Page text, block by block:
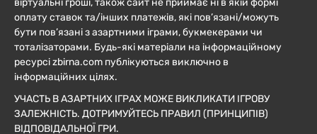
віртуальні гроші, також сайт не приймає ні в якій формі
оплату ставок та/інших платежів, які пов’язані/можуть
бути пов’язані з азартними іграми, букмекерами чи
тоталізаторами. Будь-які матеріали на інформаційному
ресурсі zbirna.com публікуються виключно в
інформаційних цілях.
УЧАСТЬ В АЗАРТНИХ ІГРАХ МОЖЕ ВИКЛИКАТИ ІГРОВУ
ЗАЛЕЖНІСТЬ. ДОТРИМУЙТЕСЬ ПРАВИЛ (ПРИНЦИПІВ)
ВІДПОВІДАЛЬНОЇ ГРИ.